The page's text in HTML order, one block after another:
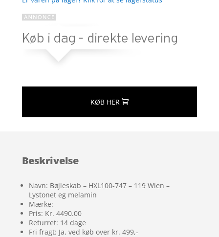
KØB HER
Beskrivelse
Navn: Bøjleskab – HXL100-747 – 119 Wien –
Lystonet eg melamin
Mærke:
Pris: Kr. 4490.00
Returret: 14 dage
Fri fragt: Ja, ved køb over kr. 499,-